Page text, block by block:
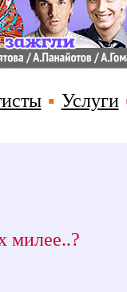
▪ Услуги
милее..?